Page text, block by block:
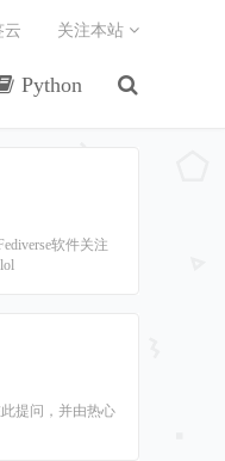
Python
关注本站
软件关注
提问，并由热心